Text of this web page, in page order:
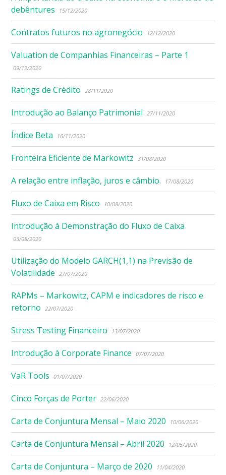
debêntures
15/12/2020
Contratos futuros no agronegócio 12/12/2020
Valuation de Companhias Financeiras – Parte 1
09/12/2020
Ratings de Crédito 28/11/2020
Introdução ao Balanço Patrimonial 27/11/2020
Índice Beta 16/11/2020
Fronteira Eficiente de Markowitz 31/08/2020
A relação entre inflação, juros e câmbio. 17/08/2020
Fluxo de Caixa em Risco 10/08/2020
Introdução à Demonstração do Fluxo de Caixa
03/08/2020
Utilização do Modelo GARCH(1,1) na Previsão de
Volatilidade
27/07/2020
RAPMs – Markowitz, CAPM e indicadores de risco e
retorno
22/07/2020
Stress Testing Financeiro 13/07/2020
Introdução à Corporate Finance 07/07/2020
VaR Tools 01/07/2020
Cinco Forças de Porter 22/06/2020
Carta de Conjuntura Mensal – Maio 2020 10/06/2020
Carta de Conjuntura Mensal – Abril 2020 12/05/2020
Carta de Conjuntura – Março de 2020 11/04/2020